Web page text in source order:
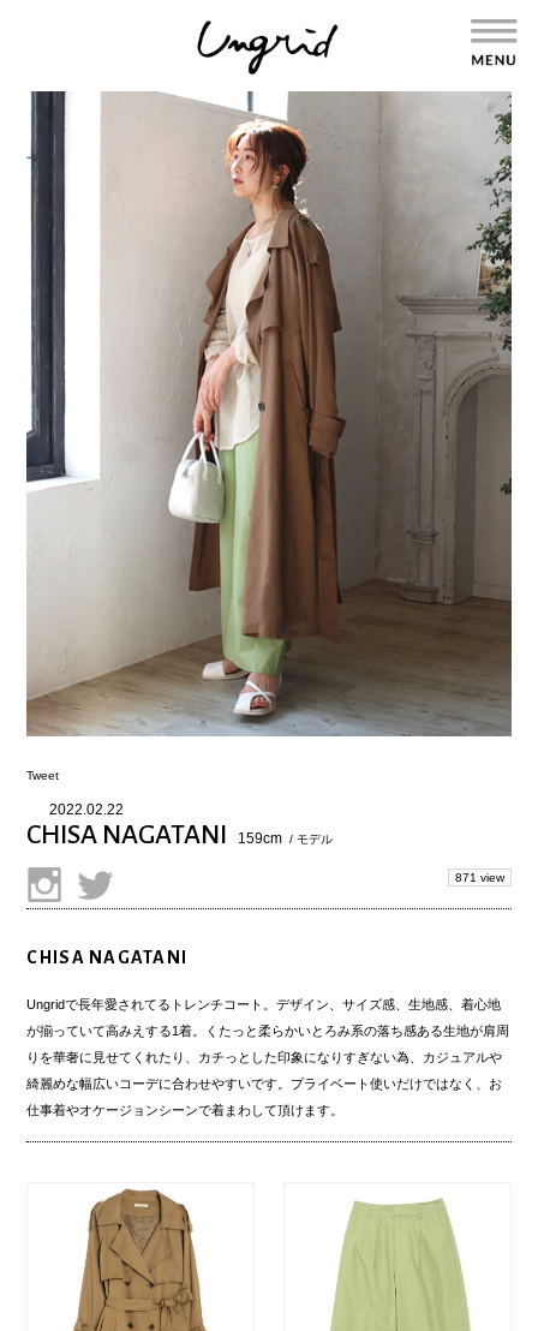
Tweet
2022.02.22
CHISA NAGATANI 159cm / モデル
871 view
CHISA NAGATANI
Ungridで長年愛されてるトレンチコート。デザイン、サイズ感、生地感、着心地
が揃っていて高みえする1着。くたっと柔らかいとろみ系の落ち感ある生地が肩周
りを華奢に見せてくれたり、カチっとした印象になりすぎない為、カジュアルや
綺麗めな幅広いコーデに合わせやすいです。プライベート使いだけではなく、お
仕事着やオケージョンシーンで着まわして頂けます。